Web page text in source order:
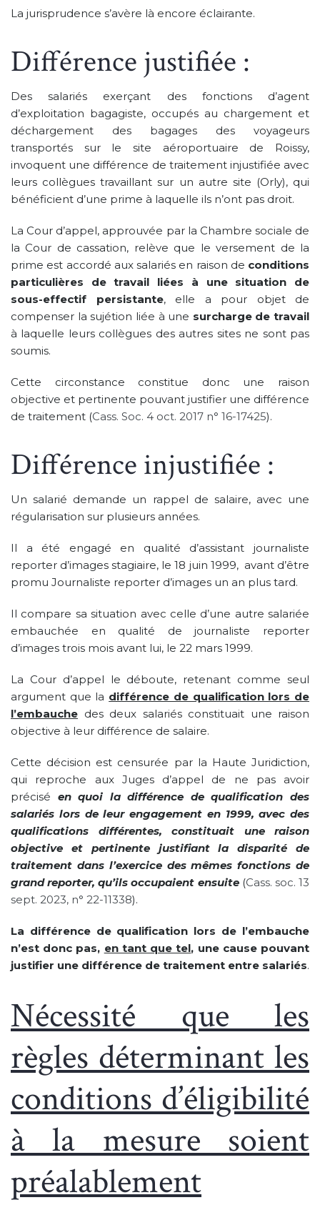
La jurisprudence s’avère là encore éclairante.
Différence justifiée :
Des salariés exerçant des fonctions d’agent
d’exploitation bagagiste, occupés au chargement et
déchargement des bagages des voyageurs
transportés sur le site aéroportuaire de Roissy,
invoquent une différence de traitement injustifiée avec
leurs collègues travaillant sur un autre site (Orly), qui
bénéficient d’une prime à laquelle ils n’ont pas droit.
La Cour d’appel, approuvée par la Chambre sociale de
la Cour de cassation, relève que le versement de la
prime est accordé aux salariés en raison de conditions
particulières de travail liées à une situation de
sous-effectif persistante, elle a pour objet de
compenser la sujétion liée à une surcharge de travail
à laquelle leurs collègues des autres sites ne sont pas
soumis.
Cette circonstance constitue donc une raison
objective et pertinente pouvant justifier une différence
de traitement (Cass. Soc. 4 oct. 2017 n° 16-17425).
Différence injustifiée :
Un salarié demande un rappel de salaire, avec une
régularisation sur plusieurs années.
Il a été engagé en qualité d’assistant journaliste
reporter d’images stagiaire, le 18 juin 1999, avant d’être
promu Journaliste reporter d’images un an plus tard.
Il compare sa situation avec celle d’une autre salariée
embauchée en qualité de journaliste reporter
d’images trois mois avant lui, le 22 mars 1999.
La Cour d’appel le déboute, retenant comme seul
argument que la différence de qualification lors de
l’embauche des deux salariés constituait une raison
objective à leur différence de salaire.
Cette décision est censurée par la Haute Juridiction,
qui reproche aux Juges d’appel de ne pas avoir
précisé en quoi la différence de qualification des
salariés lors de leur engagement en 1999, avec des
qualifications différentes, constituait une raison
objective et pertinente justifiant la disparité de
traitement dans l’exercice des mêmes fonctions de
grand reporter, qu’ils occupaient ensuite (Cass. soc. 13
sept. 2023, n° 22-11338).
La différence de qualification lors de l’embauche
n’est donc pas, en tant que tel, une cause pouvant
justifier une différence de traitement entre salariés.
Nécessité que les
règles déterminant les
conditions d’éligibilité
à la mesure soient
préalablement